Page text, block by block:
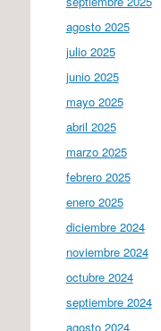
agosto 2025
julio 2025
junio 2025
mayo 2025
abril 2025
marzo 2025
febrero 2025
enero 2025
diciembre 2024
noviembre 2024
octubre 2024
septiembre 2024
agosto 2024